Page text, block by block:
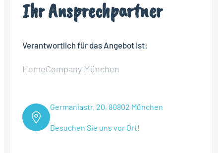
Ihr Ansprechpartner
Verantwortlich für das Angebot ist:
HomeCompany München
Germaniastr. 20, 80802 München
Besuchen Sie uns vor Ort!